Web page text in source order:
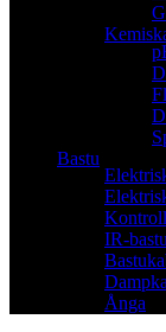
Bastu
IR-bastu
Ånga